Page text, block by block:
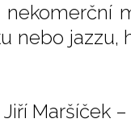
nebo jazzu,
Maršíček